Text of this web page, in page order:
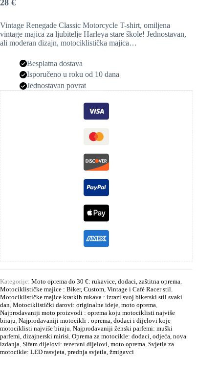
28 €
Vintage Renegade Classic Motorcycle T-shirt, omiljena
vintage majica za ljubitelje Harleya stare škole! Jednostavan,
ali moderan dizajn, motociklistička majica…
Besplatna dostava
Isporučeno u roku od 10 dana
Jednostavan povrat
Kategorije: Moto oprema do 30 €: rukavice, dodaci, zaštitna oprema,
Motociklističke majice : Biker, Custom, Vintage i Café Racer stil,
Motociklističke majice kratkih rukava : izrazi svoj bikerski stil svaki
dan, Motociklistički darovi: originalne ideje, moto oprema,
Najprodavaniji moto proizvodi : oprema koju motociklisti najviše
biraju, Najprodavaniji motocikli : oprema, dodaci i dijelovi koje
motociklisti najviše biraju, Najprodavaniji ženski parfemi: muški
parfemi, dizajnerski mirisi, Oprema za motocikle: dodaci, odjeća, nova
izdanja, Sifam dijelovi: rezervni dijelovi, moto oprema, Svjetla za
motocikle: LED rasvjeta, prednja svjetla, žmigavci